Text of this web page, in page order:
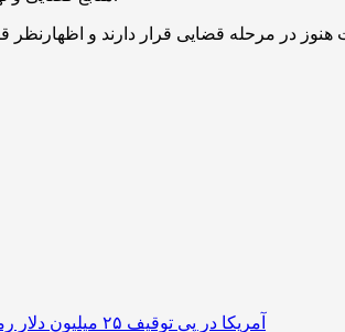
آمریکا در پی توقیف ۲۵ میلیون دلار رمزارز حاصل از کلاهبرداری‌های عاشقانه است